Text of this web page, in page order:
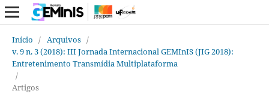
Início / Arquivos /
v. 9 n. 3 (2018): III Jornada Internacional GEMInIS (JIG 2018):
Entretenimento Transmídia Multiplataforma
/
Artigos